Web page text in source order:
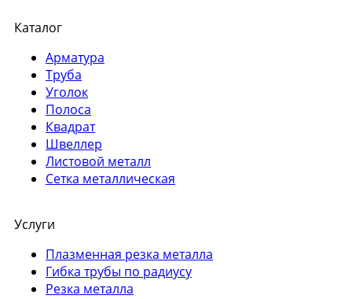
Каталог
Арматура
Труба
Уголок
Полоса
Квадрат
Швеллер
Листовой металл
Сетка металлическая
Услуги
Плазменная резка металла
Гибка трубы по радиусу
Резка металла